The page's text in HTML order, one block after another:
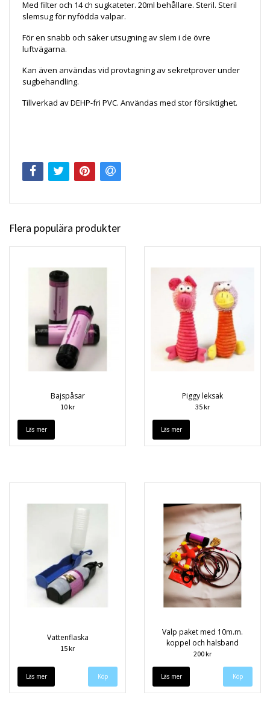
Med filter och 14 ch sugkateter. 20ml behållare. Steril. Steril
slemsug för nyfödda valpar.
För en snabb och säker utsugning av slem i de övre
luftvägarna.
Kan även användas vid provtagning av sekretprover under
sugbehandling.
Tillverkad av DEHP-fri PVC. Användas med stor försiktighet.
Flera populära produkter
Bajspåsar
10 kr
Läs mer
Piggy leksak
35 kr
Läs mer
Vattenflaska
15 kr
Läs mer
Valp paket med 10m.m.
koppel och halsband
200 kr
Läs mer Köp